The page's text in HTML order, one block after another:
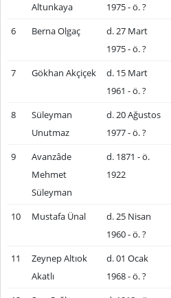
Altunkaya
1975 - ö. ?
6 Berna Olgaç
d. 27 Mart
1975 - ö. ?
7 Gökhan Akçiçek
d. 15 Mart
1961 - ö. ?
8
Süleyman
Unutmaz
d. 20 Ağustos
1977 - ö. ?
9
Avanzâde
Mehmet
Süleyman
d. 1871 - ö.
1922
10 Mustafa Ünal
d. 25 Nisan
1960 - ö. ?
11
Zeynep Altıok
Akatlı
d. 01 Ocak
1968 - ö. ?